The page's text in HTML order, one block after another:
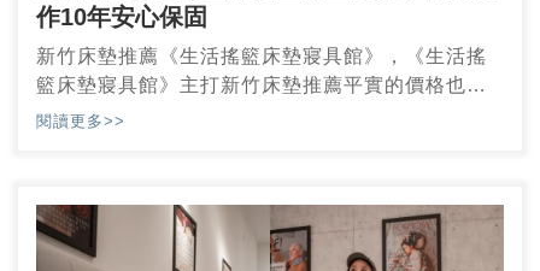
作10年安心保固
新竹床墊推薦《生活搖籃床墊寢具館》，《生活搖
籃床墊寢具館》主打新竹床墊推薦平實的價格也能
買得起五星級飯店般的床墊質感！一天之中有1/3的
好、影響睡眠品質或是影響健康
閱讀更多>>